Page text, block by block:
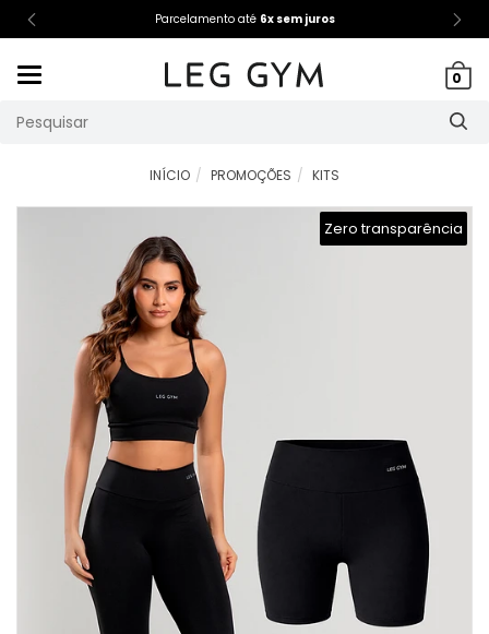
Parcelamento até 6x sem juros
0
INÍCIO PROMOÇÕES KITS
Zero transparência